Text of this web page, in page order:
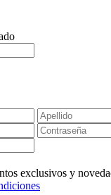
exclusivos y